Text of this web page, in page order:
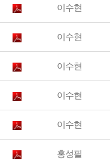
이수현
이수현
이수현
이수현
이수현
홍성필